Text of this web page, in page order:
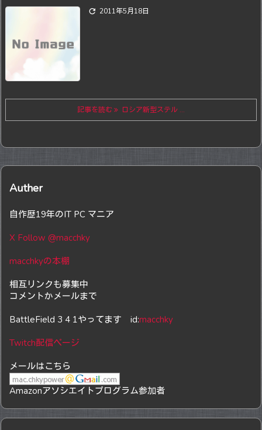
 2011年5月18日
記事を読む ロシア新型ステル ...
Auther
自作歴19年のIT PC マニア
X Follow @macchky
macchkyの本棚
相互リンクも募集中
コメントかメールまで
BattleField 3 4 1やってます id:macchky
Twitch配信ページ
メールはこちら
Amazonアソシエイトプログラム参加者